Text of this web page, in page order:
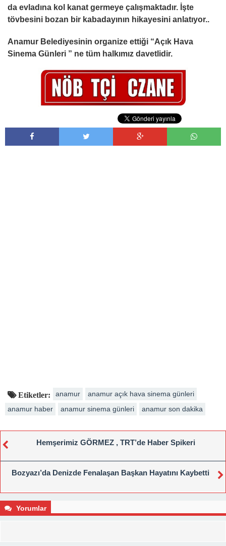
da evladına kol kanat germeye çalışmaktadır. İşte
tövbesini bozan bir kabadayının hikayesini anlatıyor..
Anamur Belediyesinin organize ettiği “Açık Hava
Sinema Günleri ” ne tüm halkımız davetlidir.
Etiketler: anamur
anamur açık hava sinema günleri
anamur haber
anamur sinema günleri anamur son dakika
Hemşerimiz GÖRMEZ , TRT’de Haber Spikeri
Bozyazı’da Denizde Fenalaşan Başkan Hayatını Kaybetti
Yorumlar